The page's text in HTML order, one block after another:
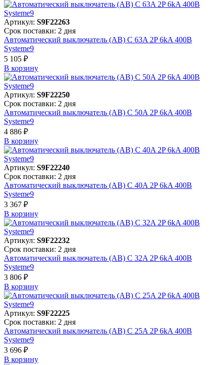
Артикул: S9F22263
Срок поставки: 2 дня
Автоматический выключатель (АВ) C 63A 2P 6kA 400В
Systeme9
5 105 ₽
В корзинy
Артикул: S9F22250
Срок поставки: 2 дня
Автоматический выключатель (АВ) C 50A 2P 6kA 400В
Systeme9
4 886 ₽
В корзинy
Артикул: S9F22240
Срок поставки: 2 дня
Автоматический выключатель (АВ) C 40A 2P 6kA 400В
Systeme9
3 367 ₽
В корзинy
Артикул: S9F22232
Срок поставки: 2 дня
Автоматический выключатель (АВ) C 32A 2P 6kA 400В
Systeme9
3 806 ₽
В корзинy
Артикул: S9F22225
Срок поставки: 2 дня
Автоматический выключатель (АВ) C 25A 2P 6kA 400В
Systeme9
3 696 ₽
В корзинy